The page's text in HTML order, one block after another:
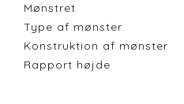
Mønstret
Type af mønster
Konstruktion af mønster
Rapport højde